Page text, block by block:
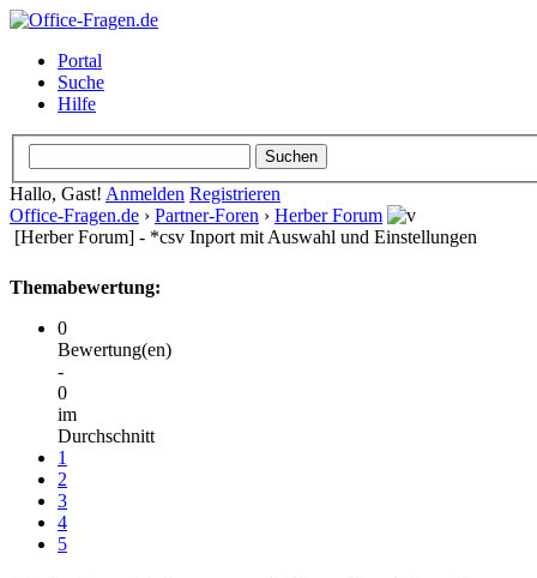
Portal
Suche
Hilfe
Hallo, Gast! Anmelden Registrieren
Office-Fragen.de › Partner-Foren › Herber Forum
[Herber Forum] - *csv Inport mit Auswahl und Einstellungen
Themabewertung:
0
Bewertung(en)
-
0
im
Durchschnitt
1
2
3
4
5